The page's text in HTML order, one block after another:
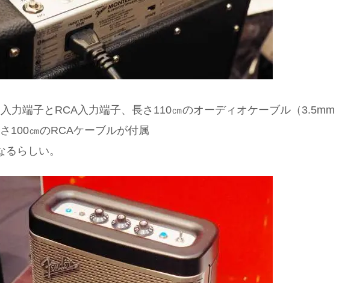
力端子とRCA入力端子、長さ110㎝のオーディオケーブル（3.5mm
100㎝のRCAケーブルが付属
らしい。